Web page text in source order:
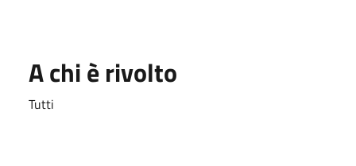
A chi è rivolto
Tutti